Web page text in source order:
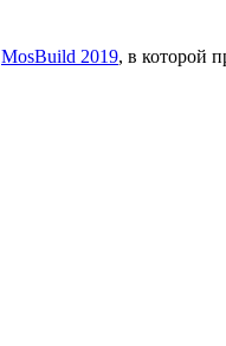
MosBuild 2019, в которой